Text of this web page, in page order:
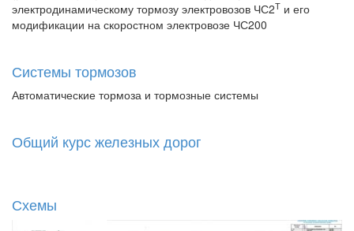
электродинамическому тормозу электровозов ЧС2Т и его
модификации на скоростном электровозе ЧС200
Системы тормозов
Автоматические тормоза и тормозные системы
Общий курс железных дорог
Схемы